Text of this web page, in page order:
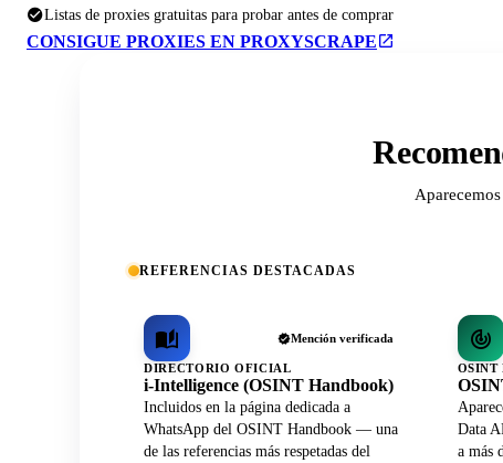
Listas de proxies gratuitas para probar antes de comprar
CONSIGUE PROXIES EN PROXYSCRAPE
REFERENCIAS DESTACADAS
Mención verificada
DIRECTORIO OFICIAL
i-Intelligence (OSINT Handbook)
Incluidos en la página dedicada a
WhatsApp del OSINT Handbook — una
de las referencias más respetadas del
OSINT
Data
a más